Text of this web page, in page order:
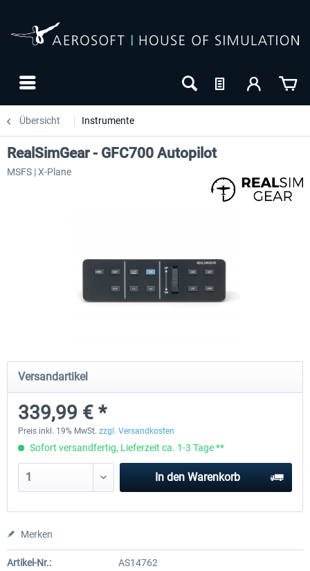
Übersicht Instrumente
Honeycomb - Sierra TPM Module
248,99 € *
Yawman Arrow
RealSimGear - GFC700 Autopilot
MSFS | X-Plane
Versandartikel
339,99 € *
Preis inkl. 19% MwSt. zzgl. Versandkosten
Sofort versandfertig, Lieferzeit ca. 1-3 Tage **
In den Warenkorb
Merken
Artikel-Nr.:
AS14762